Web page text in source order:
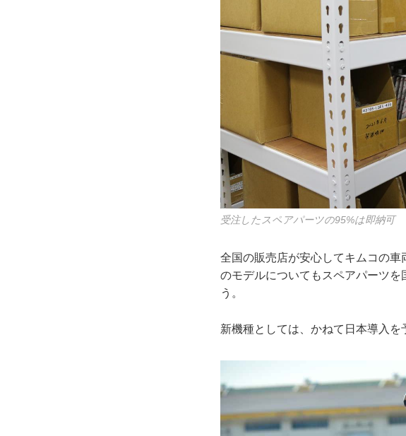
受注したスペアパーツの95%は即納可
全国の販売店が安心してキムコの
のモデルについてもスペアパーツ
う。
新機種としては、かねて日本導入を